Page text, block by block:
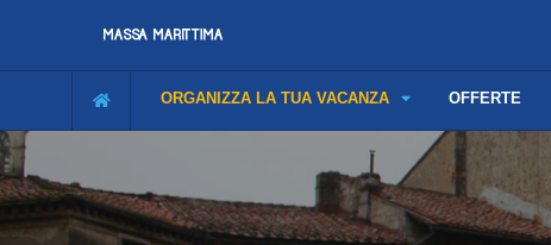
ORGANIZZA LA TUA VACANZA OFFERTE